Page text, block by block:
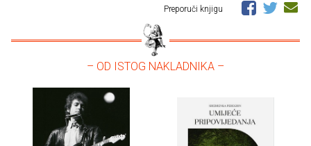
Preporuči knjigu
– OD ISTOG NAKLADNIKA –